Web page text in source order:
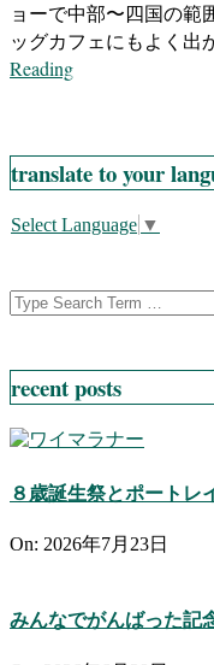
ョーで中部〜四国の範
ッグカフェにもよく出
Reading
translate to your
Select Language ▼
Search
recent posts
８歳誕生祭とポートレ
On: 2026年7月23日
みんなでがんばった記